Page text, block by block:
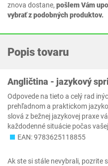
znova dostane, pošlem Vám
vybrať z podobných produktov.
Popis tovaru
Angličtina - jazykový
Odpovede na tieto a celý rad
prehľadnom a praktickom
slová z bežnej jazykovej praxe
každodenné situácie počas
EAN: 9783625118855
Ak ste si stále nevybrali, pozrite